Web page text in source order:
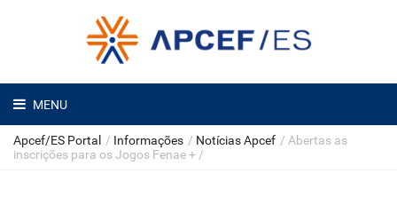
MENU
Apcef/ES Portal / Informações / Notícias Apcef / Abertas as
inscrições para os Jogos Fenae + /